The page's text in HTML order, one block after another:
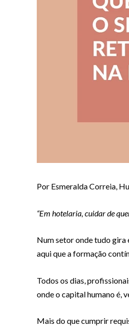
Por Esmeralda Correia,
“Em hotelaria, cuidar de
Num setor onde tudo gira
aqui que a formação
Todos os dias,
onde o capital humano é,
Mais do que cumprir